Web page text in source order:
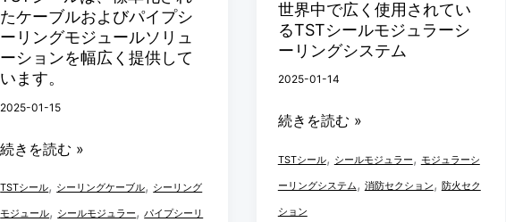
重
な
要
プ
ク
ラ
の
サ
プ
ラ
たケーブルおよびパイプシ
ーリングモジュールソリュ
ーションを幅広く提供して
います。
2025-01-15
準
化
さ
れ
た
ー
ブ
ル
続きを読む »
TSTシール, シーリングケーブル, シーリング
モジュール, シールモジュラー,パイプシーリ
世界中で広く使用されてい
るTSTシールモジュラーシ
ーリングシステム
2025-01-14
使
用
さ
れ
る
TST
シ
続きを読む »
TSTシール, シールモジュラー, モジュラーシ
ーリングシステム, 消防セクション, 防火セク
ション